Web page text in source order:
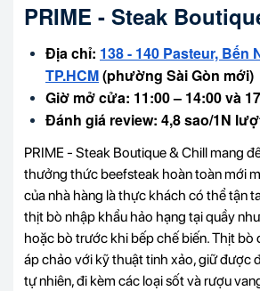
PRIME - Steak
Địa chỉ: 138 - 140 Pasteur, Bến
TP.HCM(phường Sài Gòn mới)
Giờ mở cửa: 11:00 – 14:00 và
Đánh giá review: 4,8 sao/1N
PRIME - Steak Boutique & Chill mang
thưởng thức beefsteak hoàn toàn mới
của nhà hàng là thực khách có thể tận
thịt bò nhập khẩu hảo hạng tại quầy
hoặc bò trước khi bếp chế biến. Thịt
áp chảo với kỹ thuật tinh xảo, giữ được
tự nhiên, đi kèm các loại sốt và rượu